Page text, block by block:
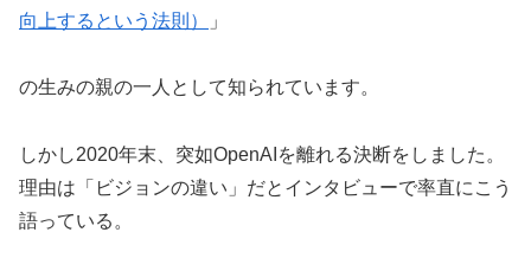
向上するという法則）
」
の生みの親の一人として知られています。
しかし2020年末、突如OpenAIを離れる決断をしました。
理由は「ビジョンの違い」だとインタビューで率直にこう
語っている。